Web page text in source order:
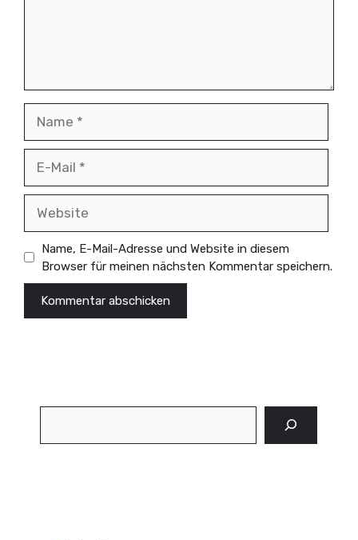
Mail
Name, E-Mail-Adresse und Website in diesem
Browser für meinen nächsten Kommentar speichern.